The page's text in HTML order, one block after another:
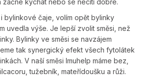
začne kýchat nebo se necítí dobře.
bylinkové čaje, volím opět bylinky
uvedla výše. Je lepší zvolit směsi, než
Bylinky ve směsi se navzájem
tak synergický efekt všech fytolátek
V naší směsi Imuhelp máme bez,
tužebník, mateřídoušku a růži.